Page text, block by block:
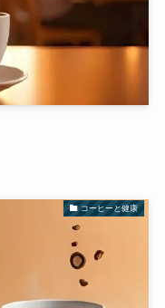
コーヒーと健康